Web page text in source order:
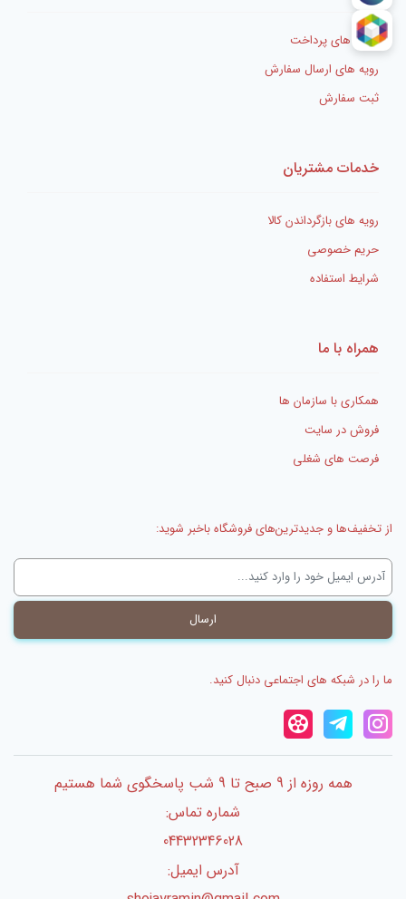
شیوه های پرداخت
رویه های ارسال سفارش
ثبت سفارش
خدمات مشتریان
رویه های بازگرداندن کالا
حریم خصوصی
شرایط استفاده
همراه با ما
همکاری با سازمان ها
فروش در سایت
فرصت های شغلی
از تخفیف‌ها و جدیدترین‌های فروشگاه باخبر شوید:
ما را در شبکه های اجتماعی دنبال کنید.
همه روزه از 9 صبح تا 9 شب پاسخگوی شما هستیم
شماره تماس:
04432346028
آدرس ایمیل: